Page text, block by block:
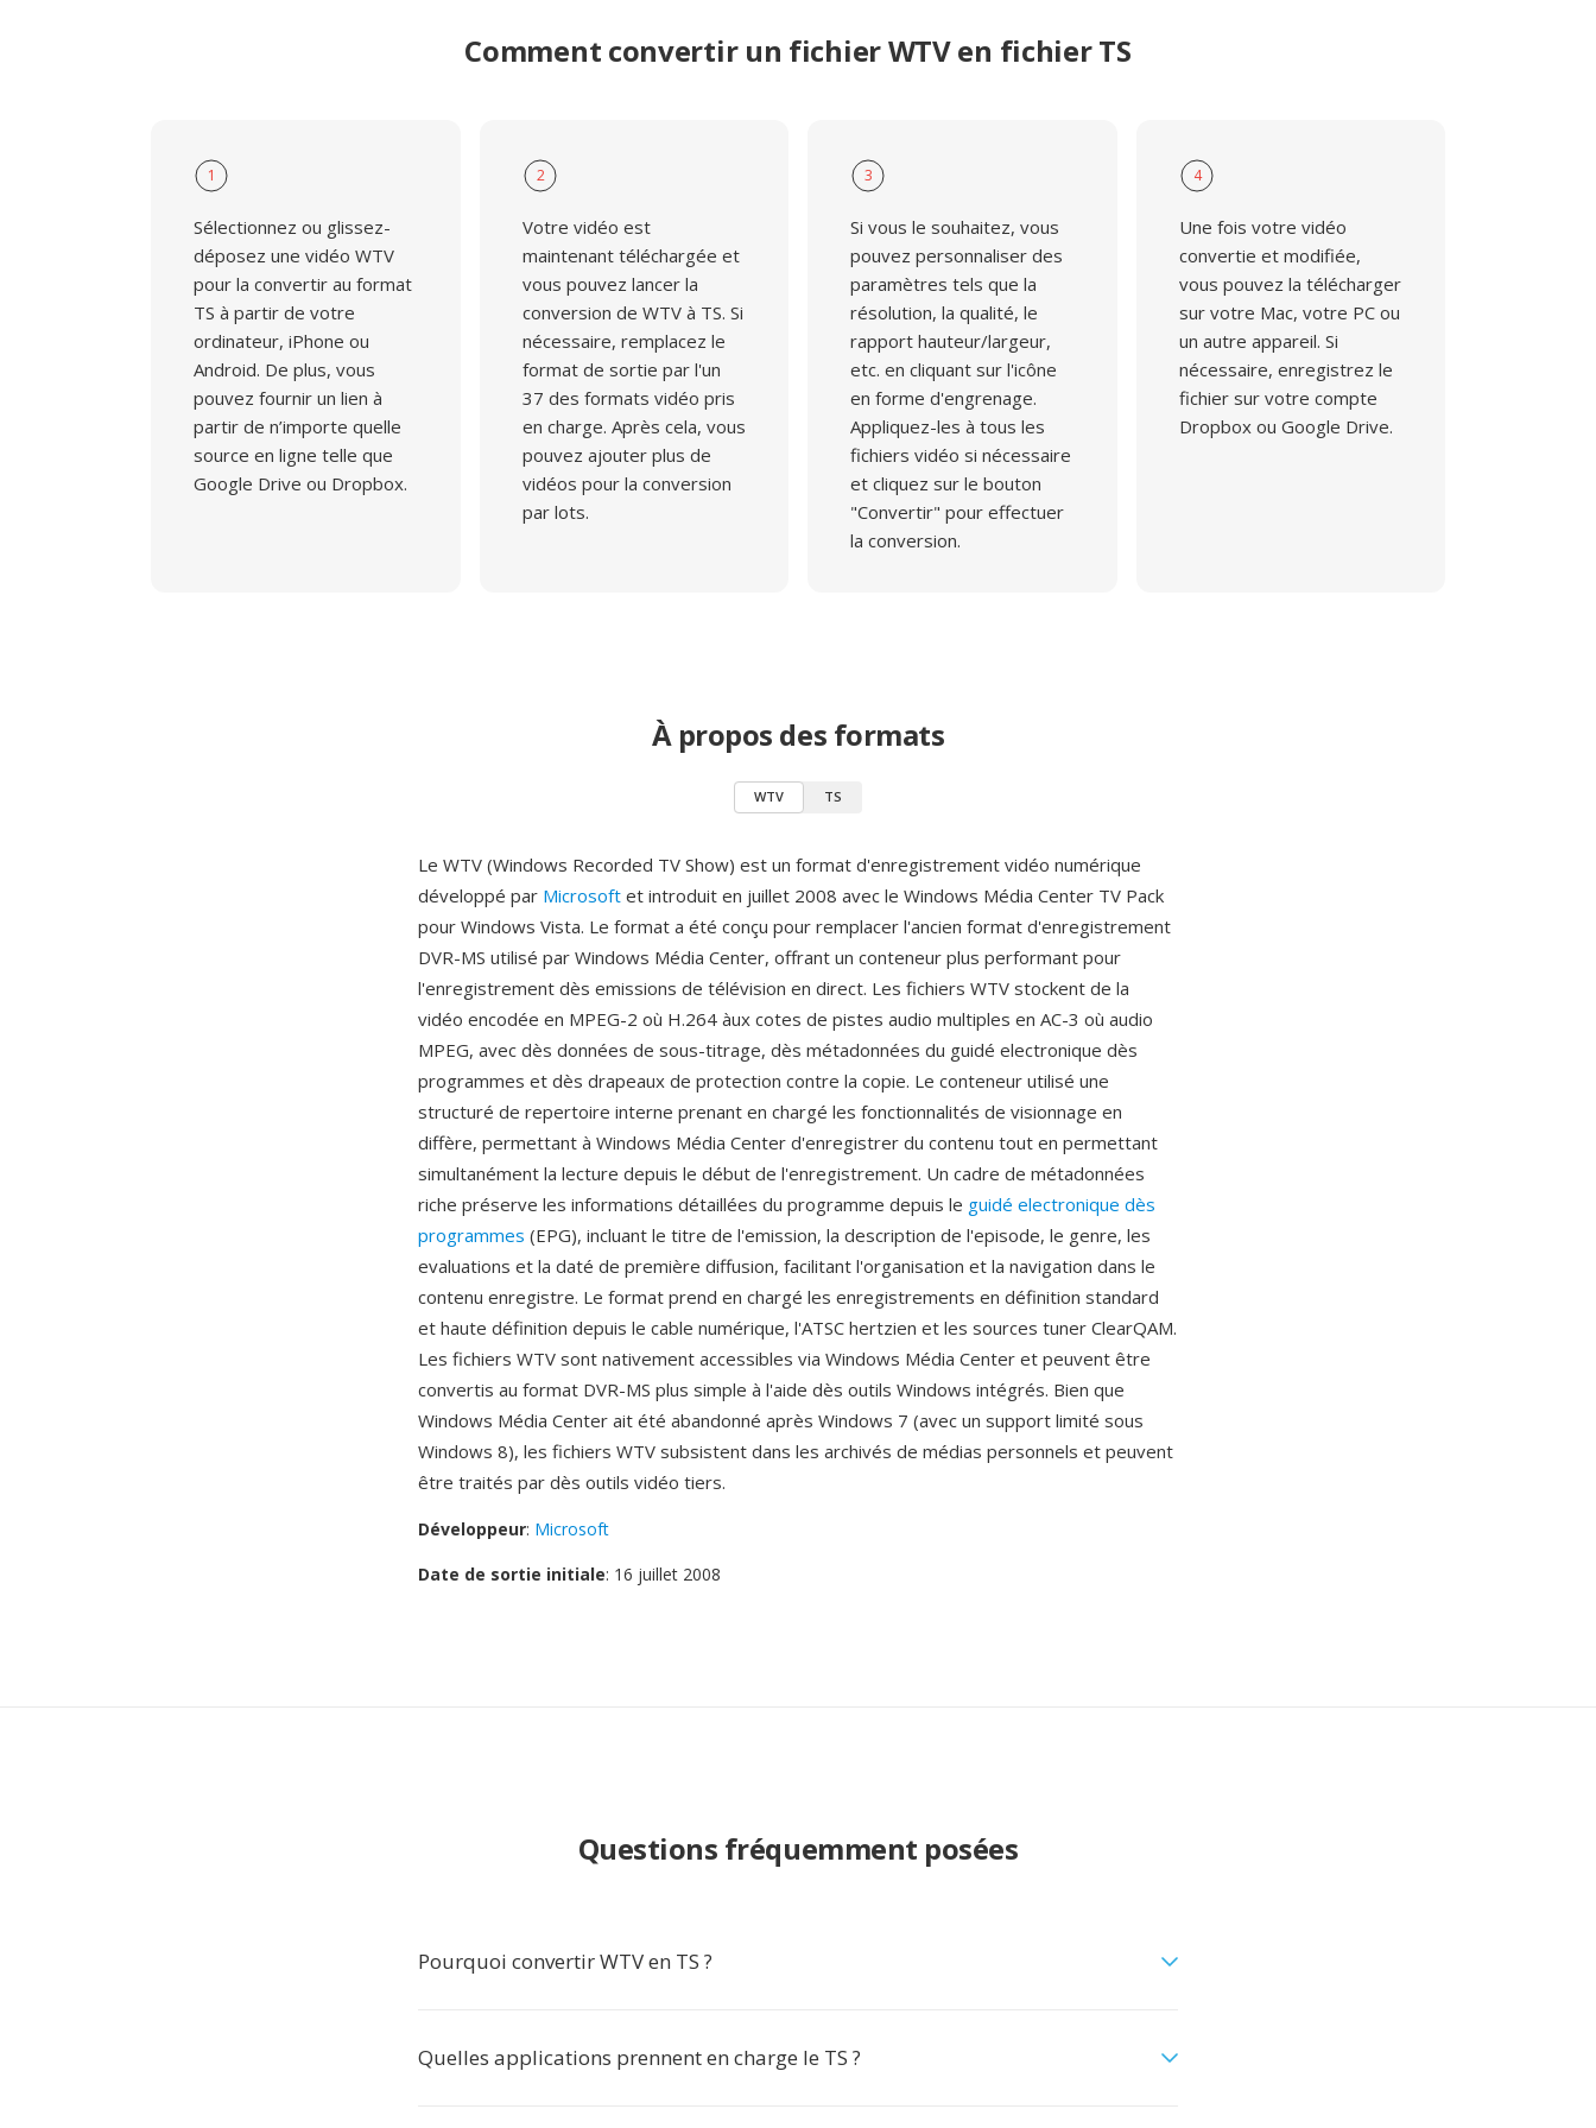
Comment convertir un fichier WTV en fichier TS
1
Sélectionnez ou glissez-
déposez une vidéo WTV
pour la convertir au format
TS à partir de votre
ordinateur, iPhone ou
Android. De plus, vous
pouvez fournir un lien à
partir de n’importe quelle
source en ligne telle que
Google Drive ou Dropbox.
2
Votre vidéo est
maintenant téléchargée et
vous pouvez lancer la
conversion de WTV à TS. Si
nécessaire, remplacez le
format de sortie par l'un
37 des formats vidéo pris
en charge. Après cela, vous
pouvez ajouter plus de
vidéos pour la conversion
par lots.
3
Si vous le souhaitez, vous
pouvez personnaliser des
paramètres tels que la
résolution, la qualité, le
rapport hauteur/largeur,
etc. en cliquant sur l'icône
en forme d'engrenage.
Appliquez-les à tous les
fichiers vidéo si nécessaire
et cliquez sur le bouton
"Convertir" pour effectuer
la conversion.
4
Une fois votre vidéo
convertie et modifiée,
vous pouvez la télécharger
sur votre Mac, votre PC ou
un autre appareil. Si
nécessaire, enregistrez le
fichier sur votre compte
Dropbox ou Google Drive.
À propos des formats
WTV TS
Le WTV (Windows Recorded TV Show) est un format d'enregistrement vidéo numérique
développé par Microsoft et introduit en juillet 2008 avec le Windows Média Center TV Pack
pour Windows Vista. Le format a été conçu pour remplacer l'ancien format d'enregistrement
DVR-MS utilisé par Windows Média Center, offrant un conteneur plus performant pour
l'enregistrement dès emissions de télévision en direct. Les fichiers WTV stockent de la
vidéo encodée en MPEG-2 où H.264 àux cotes de pistes audio multiples en AC-3 où audio
MPEG, avec dès données de sous-titrage, dès métadonnées du guidé electronique dès
programmes et dès drapeaux de protection contre la copie. Le conteneur utilisé une
structuré de repertoire interne prenant en chargé les fonctionnalités de visionnage en
diffère, permettant à Windows Média Center d'enregistrer du contenu tout en permettant
simultanément la lecture depuis le début de l'enregistrement. Un cadre de métadonnées
riche préserve les informations détaillées du programme depuis le guidé electronique dès
programmes (EPG), incluant le titre de l'emission, la description de l'episode, le genre, les
evaluations et la daté de première diffusion, facilitant l'organisation et la navigation dans le
contenu enregistre. Le format prend en chargé les enregistrements en définition standard
et haute définition depuis le cable numérique, l'ATSC hertzien et les sources tuner ClearQAM.
Les fichiers WTV sont nativement accessibles via Windows Média Center et peuvent être
convertis au format DVR-MS plus simple à l'aide dès outils Windows intégrés. Bien que
Windows Média Center ait été abandonné après Windows 7 (avec un support limité sous
Windows 8), les fichiers WTV subsistent dans les archivés de médias personnels et peuvent
être traités par dès outils vidéo tiers.
Développeur: Microsoft
Date de sortie initiale: 16 juillet 2008
Questions fréquemment posées
Pourquoi convertir WTV en TS ?
Quelles applications prennent en charge le TS ?